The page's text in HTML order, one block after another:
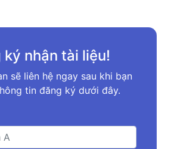
nhận tài liệu!
sẽ liên hệ ngay sau khi bạn
tin đăng ký dưới đây.